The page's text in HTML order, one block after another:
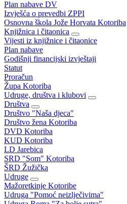
Plan nabave DV
Izvješća o prevedbi ZPPI
Osnovna škola Jože Horvata Kotoriba
Knjižnica i čitaonica
Vijesti iz knjižnice i čitaonice
Plan nabave
Godišnji financijski izvještaji
Statut
Proračun
Župa Kotoriba
Udruge, društva i klubovi
Društva
Društvo "Naša djeca"
Društvo žena Kotoriba
DVD Kotoriba
KUD Kotoriba
LD Jarebica
SRD "Som" Kotoriba
ŠRD Žužička
Udruge
Mažoretkinje Kotoribe
Udruga "Pomoć neizlječivima"